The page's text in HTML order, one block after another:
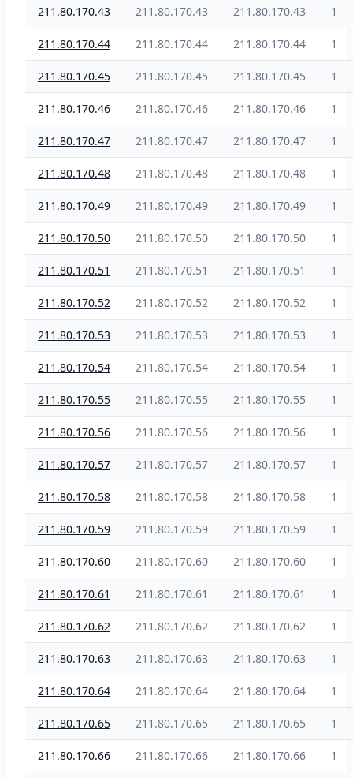
211.80.170.43 211.80.170.43 211.80.170.43 1
211.80.170.44 211.80.170.44 211.80.170.44 1
211.80.170.45 211.80.170.45 211.80.170.45 1
211.80.170.46 211.80.170.46 211.80.170.46 1
211.80.170.47 211.80.170.47 211.80.170.47 1
211.80.170.48 211.80.170.48 211.80.170.48 1
211.80.170.49 211.80.170.49 211.80.170.49 1
211.80.170.50 211.80.170.50 211.80.170.50 1
211.80.170.51 211.80.170.51 211.80.170.51 1
211.80.170.52 211.80.170.52 211.80.170.52 1
211.80.170.53 211.80.170.53 211.80.170.53 1
211.80.170.54 211.80.170.54 211.80.170.54 1
211.80.170.55 211.80.170.55 211.80.170.55 1
211.80.170.56 211.80.170.56 211.80.170.56 1
211.80.170.57 211.80.170.57 211.80.170.57 1
211.80.170.58 211.80.170.58 211.80.170.58 1
211.80.170.59 211.80.170.59 211.80.170.59 1
211.80.170.60 211.80.170.60 211.80.170.60 1
211.80.170.61 211.80.170.61 211.80.170.61 1
211.80.170.62 211.80.170.62 211.80.170.62 1
211.80.170.63 211.80.170.63 211.80.170.63 1
211.80.170.64 211.80.170.64 211.80.170.64 1
211.80.170.65 211.80.170.65 211.80.170.65 1
211.80.170.66 211.80.170.66 211.80.170.66 1